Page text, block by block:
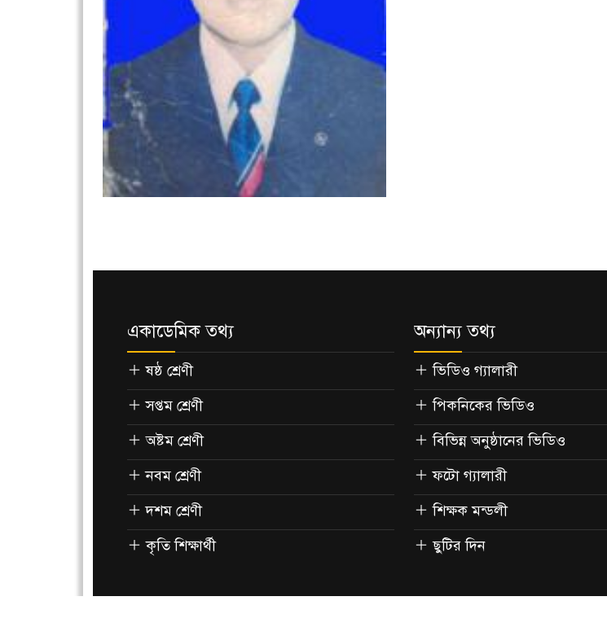
একাডেমিক তথ্য
ষষ্ঠ শ্রেণী
সপ্তম শ্রেণী
অষ্টম শ্রেণী
নবম শ্রেণী
দশম শ্রেণী
কৃতি শিক্ষার্থী
অন্যান্য তথ্য
ভিডিও গ্যালারী
পিকনিকের ভিডিও
বিভিন্ন অনুষ্ঠানের ভিডিও
ফটো গ্যালারী
শিক্ষক মন্ডলী
ছুটির দিন